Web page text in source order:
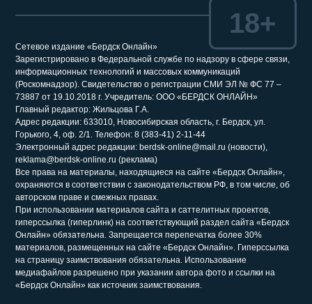
Сетевое издание «Бердск Онлайн»
Зарегистрировано в Федеральной службе по надзору в сфере связи,
информационных технологий и массовых коммуникаций
(Роскомнадзор). Свидетельство о регистрации СМИ ЭЛ № ФС 77 –
73887 от 19.10.2018 г. Учредитель: ООО «БЕРДСК ОНЛАЙН»
Главный редактор: Жильцова Г.А.
Адрес редакции: 633010, Новосибирская область, г. Бердск, ул.
Горького, 4, оф. 2/1. Телефон: 8 (383-41) 2-11-44
Электронный адрес редакции: berdsk-online@mail.ru (новости),
reklama@berdsk-online.ru (реклама)
Все права на материалы, находящиеся на сайте «Бердск Онлайн»,
охраняются в соответствии с законодательством РФ, в том числе, об
авторском праве и смежных правах.
При использовании материалов сайта и саттелитных проектов,
гиперссылка (гиперлинк) на соответствующий раздел сайта «Бердск
Онлайн» обязательна. Запрещается перепечатка более 30%
материалов, размещенных на сайте «Бердск Онлайн». Гиперссылка
на страницу заимствования обязательна. Использование
медиафайлов разрешено при указании автора фото и ссылки на
«Бердск Онлайн» как источник заимствования.
18+